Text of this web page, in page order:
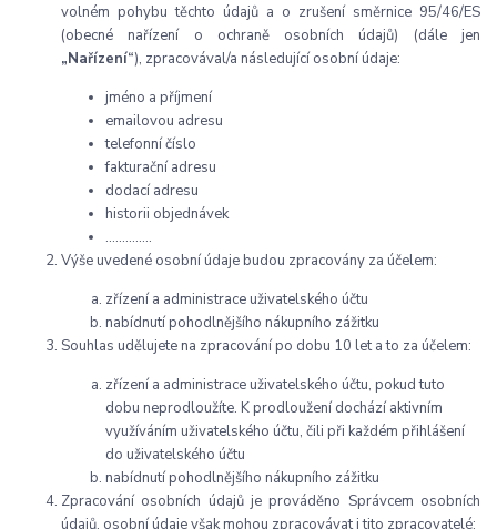
volném pohybu těchto údajů a o zrušení směrnice 95/46/ES
(obecné nařízení o ochraně osobních údajů) (dále jen
„Nařízení“), zpracovával/a následující osobní údaje:
jméno a příjmení
emailovou adresu
telefonní číslo
fakturační adresu
dodací adresu
historii objednávek
…………..
Výše uvedené osobní údaje budou zpracovány za účelem:
zřízení a administrace uživatelského účtu
nabídnutí pohodlnějšího nákupního zážitku
Souhlas udělujete na zpracování po dobu 10 let a to za účelem:
zřízení a administrace uživatelského účtu, pokud tuto
dobu neprodloužíte. K prodloužení dochází aktivním
využíváním uživatelského účtu, čili při každém přihlášení
do uživatelského účtu
nabídnutí pohodlnějšího nákupního zážitku
Zpracování osobních údajů je prováděno Správcem osobních
údajů, osobní údaje však mohou zpracovávat i tito zpracovatelé: